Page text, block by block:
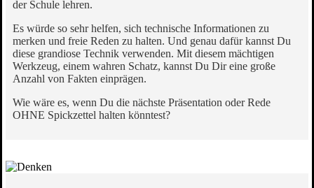
der Schule lehren.
Es würde so sehr helfen, sich technische Informationen zu
merken und freie Reden zu halten. Und genau dafür kannst Du
diese grandiose Technik verwenden. Mit diesem mächtigen
Werkzeug, einem wahren Schatz, kannst Du Dir eine große
Anzahl von Fakten einprägen.
Wie wäre es, wenn Du die nächste Präsentation oder Rede
OHNE Spickzettel halten könntest?